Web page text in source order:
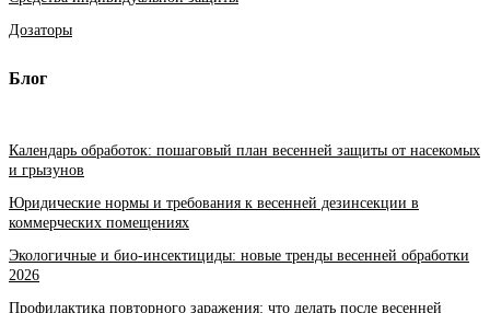
Дозаторы
Блог
Календарь обработок: пошаговый план весенней защиты от насекомых
и грызунов
Юридические нормы и требования к весенней дезинсекции в
коммерческих помещениях
Экологичные и био-инсектициды: новые тренды весенней обработки
2026
Профилактика повторного заражения: что делать после весенней